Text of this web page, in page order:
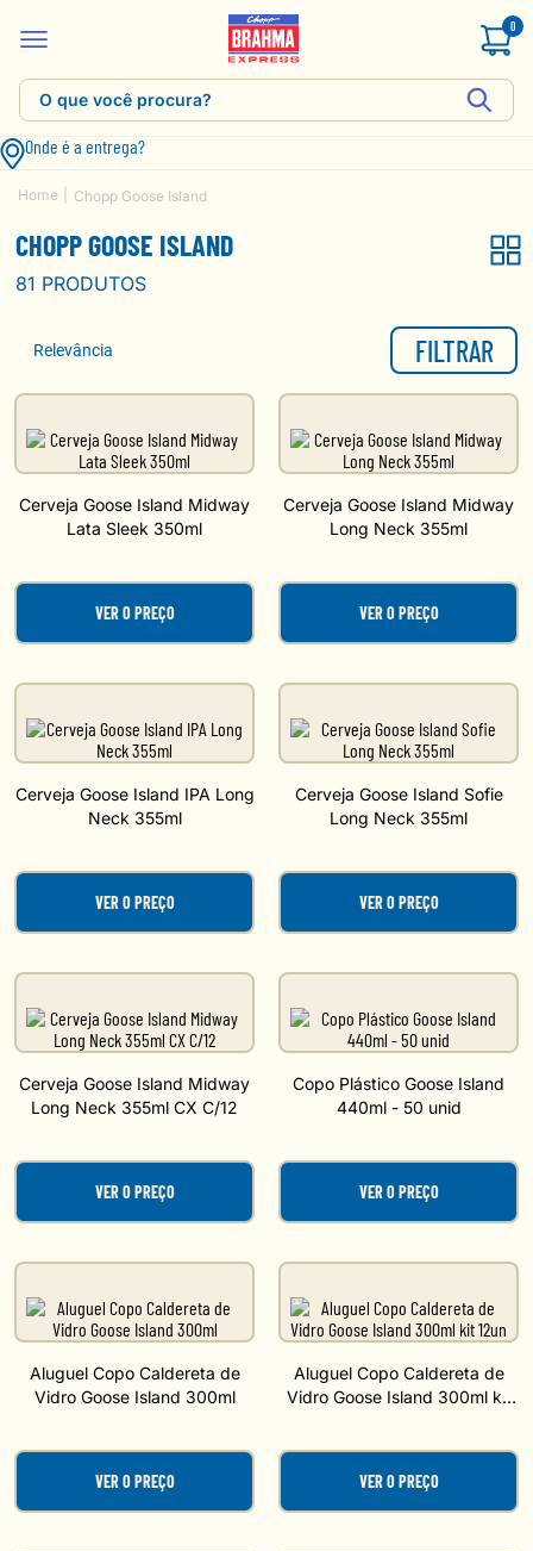
0
Onde é a entrega?
Chopp Goose Island
CHOPP GOOSE ISLAND
81 PRODUTOS
Relevância FILTRAR
Cerveja Goose Island Midway
Lata Sleek 350ml
VER O PREÇO
Cerveja Goose Island Midway
Long Neck 355ml
VER O PREÇO
Cerveja Goose Island IPA Long
Neck 355ml
VER O PREÇO
Cerveja Goose Island Sofie
Long Neck 355ml
VER O PREÇO
Cerveja Goose Island Midway
Long Neck 355ml CX C/12
VER O PREÇO
Copo Plástico Goose Island
440ml - 50 unid
VER O PREÇO
Aluguel Copo Caldereta de
Vidro Goose Island 300ml
VER O PREÇO
Aluguel Copo Caldereta de
Vidro Goose Island 300ml kit
VER O PREÇO